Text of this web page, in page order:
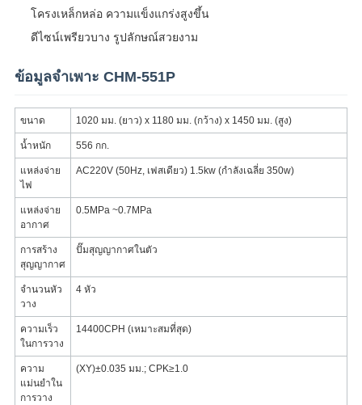
โครงเหล็กหล่อ ความแข็งแกร่งสูงขึ้น
ดีไซน์เพรียวบาง รูปลักษณ์สวยงาม
ข้อมูลจำเพาะ CHM-551P
ขนาด 1020 มม. (ยาว) x 1180 มม. (กว้าง) x 1450 มม. (สูง)
น้ำหนัก 556 กก.
แหล่งจ่าย
ไฟ
AC220V (50Hz, เฟสเดียว) 1.5kw (กำลังเฉลี่ย 350w)
แหล่งจ่าย
อากาศ
0.5MPa ~0.7MPa
การสร้าง
สุญญากาศ
ปั๊มสุญญากาศในตัว
จำนวนหัว
วาง
4 หัว
ความเร็ว
ในการวาง
14400CPH (เหมาะสมที่สุด)
ความ
แม่นยำใน
การวาง
(XY)±0.035 มม.; CPK≥1.0